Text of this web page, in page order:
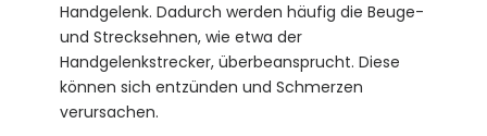
Handgelenk. Dadurch werden häufig die Beuge-
und Strecksehnen, wie etwa der
Handgelenkstrecker, überbeansprucht. Diese
können sich entzünden und Schmerzen
verursachen.